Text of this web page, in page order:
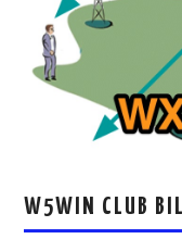
W5WIN CLUB